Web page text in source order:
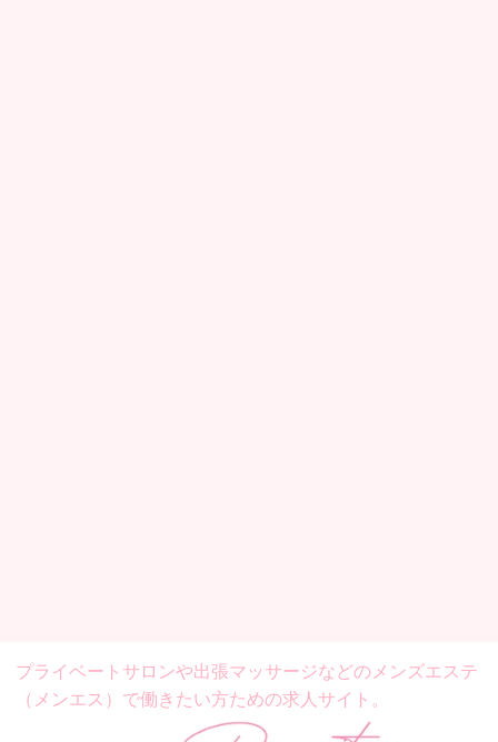
プライベートサロンや出張マッサージなどの メンズエステ
（メンエス）で働きたい方ための求人サイト。